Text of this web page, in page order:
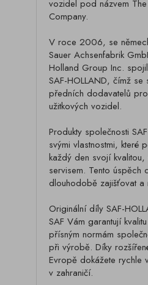
vozidel pod názvem
Company.
V roce 2006, se
Sauer Achsenfabrik
Holland Group Inc.
SAF-HOLLAND, čímž se
předních dodavatelů
užitkových vozidel.
Produkty společnosti
svými vlastnostmi, které
každý den svojí kvalitou,
servisem. Tento úspěch
dlouhodobě zajišťovat a
Originální díly SAF-
SAF Vám garantují
přísným normám
při výrobě. Díky
Evropě dokážete rychle
v zahraničí.